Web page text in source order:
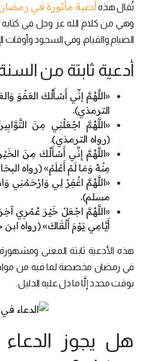
تُقال هذهأدعية مأثورة في
وهي من كلام الله عز وجل في كتابه
الصيام والقيام، وفي السجود وأوقات
أدعية ثابتة من السنة
«اللَّهُمَّ إنِّي أَسْأَلُكَ العَفْوَ
الترمذي).
«اللَّهُمَّ اجْعَلْنِي مِنَ
(رواه الترمذي).
«اللَّهُمَّ إِنِّي أَسْأَلُكَ مِنَ
مِنْهُ وَمَا لَمْ أَعْلَمْ» (رواه
«اللَّهُمَّ اغْفِرْ لِي وَارْحَمْنِي
مسلم).
«اللَّهُمَّ اجْعَلْ خَيْرَ عُمْرِي
أَيَّامِي يَوْمَ أَلْقَاكَ» (رواه ابن
هذه الأدعية ثابتة المعنى
في رمضان مخصصة لما فيه من
بوقت محدد إلَّا ما دل عليه الدليل.
هل يجوز